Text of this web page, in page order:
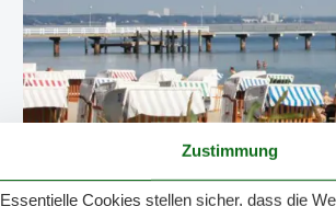
Zustimmung
Essentielle Cookies stellen sicher, dass die